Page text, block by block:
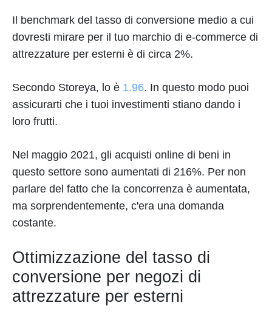
Il benchmark del tasso di conversione medio a cui
dovresti mirare per il tuo marchio di e-commerce di
attrezzature per esterni è di circa 2%.
Secondo Storeya, lo è 1.96. In questo modo puoi
assicurarti che i tuoi investimenti stiano dando i
loro frutti.
Nel maggio 2021, gli acquisti online di beni in
questo settore sono aumentati di 216%. Per non
parlare del fatto che la concorrenza è aumentata,
ma sorprendentemente, c'era una domanda
costante.
Ottimizzazione del tasso di
conversione per negozi di
attrezzature per esterni